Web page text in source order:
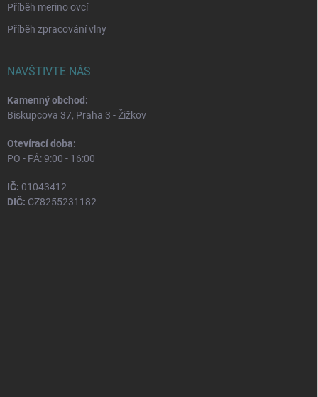
Příběh merino ovcí
Příběh zpracování vlny
NAVŠTIVTE NÁS
Kamenný obchod:
Biskupcova 37, Praha 3 - Žižkov
Otevírací doba:
PO - PÁ: 9:00 - 16:00
IČ: 01043412
DIČ: CZ8255231182